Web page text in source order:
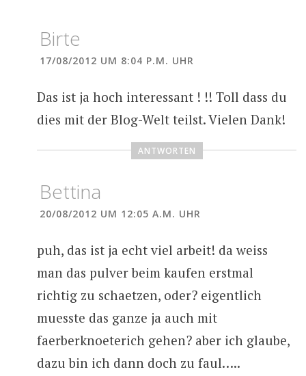
Birte
17/08/2012 UM 8:04 P.M. UHR
Das ist ja hoch interessant ! !! Toll dass du
dies mit der Blog-Welt teilst. Vielen Dank!
ANTWORTEN
Bettina
20/08/2012 UM 12:05 A.M. UHR
puh, das ist ja echt viel arbeit! da weiss
man das pulver beim kaufen erstmal
richtig zu schaetzen, oder? eigentlich
muesste das ganze ja auch mit
faerberknoeterich gehen? aber ich glaube,
dazu bin ich dann doch zu faul…..